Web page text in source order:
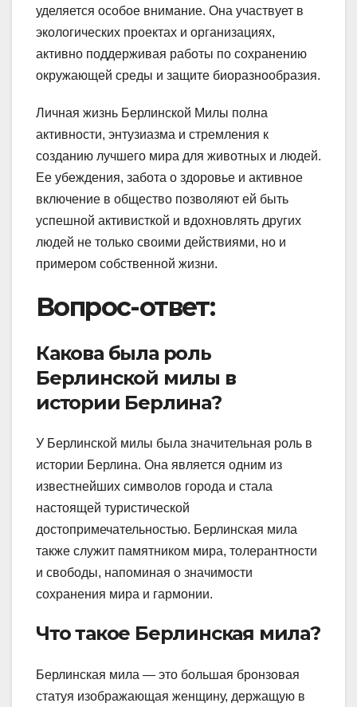
уделяется особое внимание. Она участвует в
экологических проектах и организациях,
активно поддерживая работы по сохранению
окружающей среды и защите биоразнообразия.
Личная жизнь Берлинской Милы полна
активности, энтузиазма и стремления к
созданию лучшего мира для животных и людей.
Ее убеждения, забота о здоровье и активное
включение в общество позволяют ей быть
успешной активисткой и вдохновлять других
людей не только своими действиями, но и
примером собственной жизни.
Вопрос-ответ:
Какова была роль
Берлинской милы в
истории Берлина?
У Берлинской милы была значительная роль в
истории Берлина. Она является одним из
известнейших символов города и стала
настоящей туристической
достопримечательностью. Берлинская мила
также служит памятником мира, толерантности
и свободы, напоминая о значимости
сохранения мира и гармонии.
Что такое Берлинская мила?
Берлинская мила — это большая бронзовая
статуя изображающая женщину, держащую в